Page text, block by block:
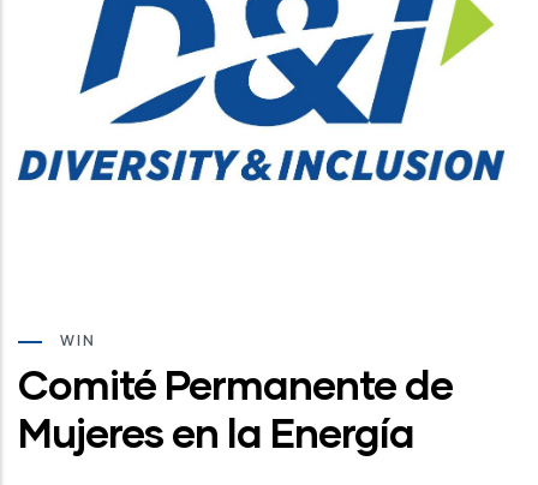
WIN
Comité Permanente de
Mujeres en la Energía